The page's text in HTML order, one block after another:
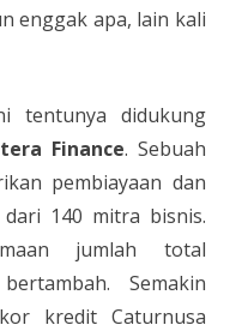
enggak apa, lain kali
tentunya didukung
Finance. Sebuah
pembiayaan dan
140 mitra bisnis.
jumlah total
Semakin
kredit Caturnusa